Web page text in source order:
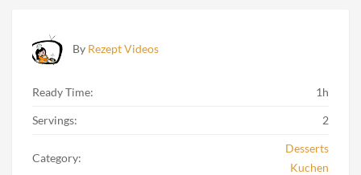
By Rezept Videos
Ready Time: 1h
Servings: 2
Category:
Desserts
Kuchen